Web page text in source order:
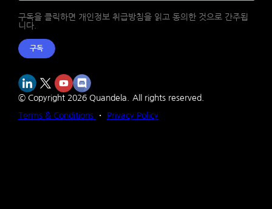
구독을 클릭하면 개인정보 취급방침을 읽고 동의한 것으로 간주됩
니다.
구독
© Copyright 2026Quandela. All rights reserved.
Terms & Conditions ・ Privacy Policy